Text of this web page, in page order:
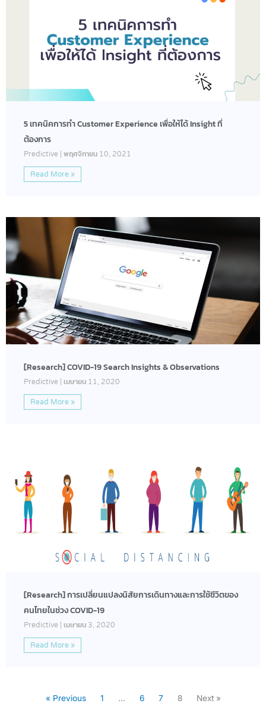
5 เทคนิคการทำ Customer Experience เพื่อให้ได้ Insight ที่
ต้องการ
Predictive พฤศจิกายน 10, 2021
Read More »
[Research] COVID-19 Search Insights & Observations
Predictive เมษายน 11, 2020
Read More »
[Research] การเปลี่ยนแปลงนิสัยการเดินทางและการใช้ชีวิตของ
คนไทยในช่วง COVID-19
Predictive เมษายน 3, 2020
Read More »
« Previous 1 … 6 7 8 Next »